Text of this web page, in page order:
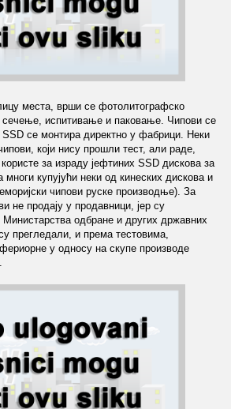
места, врши се фотолитографско
сечење, испитивање и паковање. Чипови се
се монтира директно у фабрици. Неки
који нису прошли тест, али раде,
за израду јефтиних SSD дискова за
многи купујући неки од кинеских дискова и
чипови руске производње). За
не продају у продавници, јер су
одбране и других државних
прегледали, и према тестовима,
у односу на скупе производе